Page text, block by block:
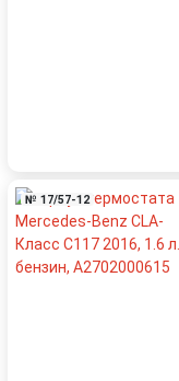
№ 17/57-12